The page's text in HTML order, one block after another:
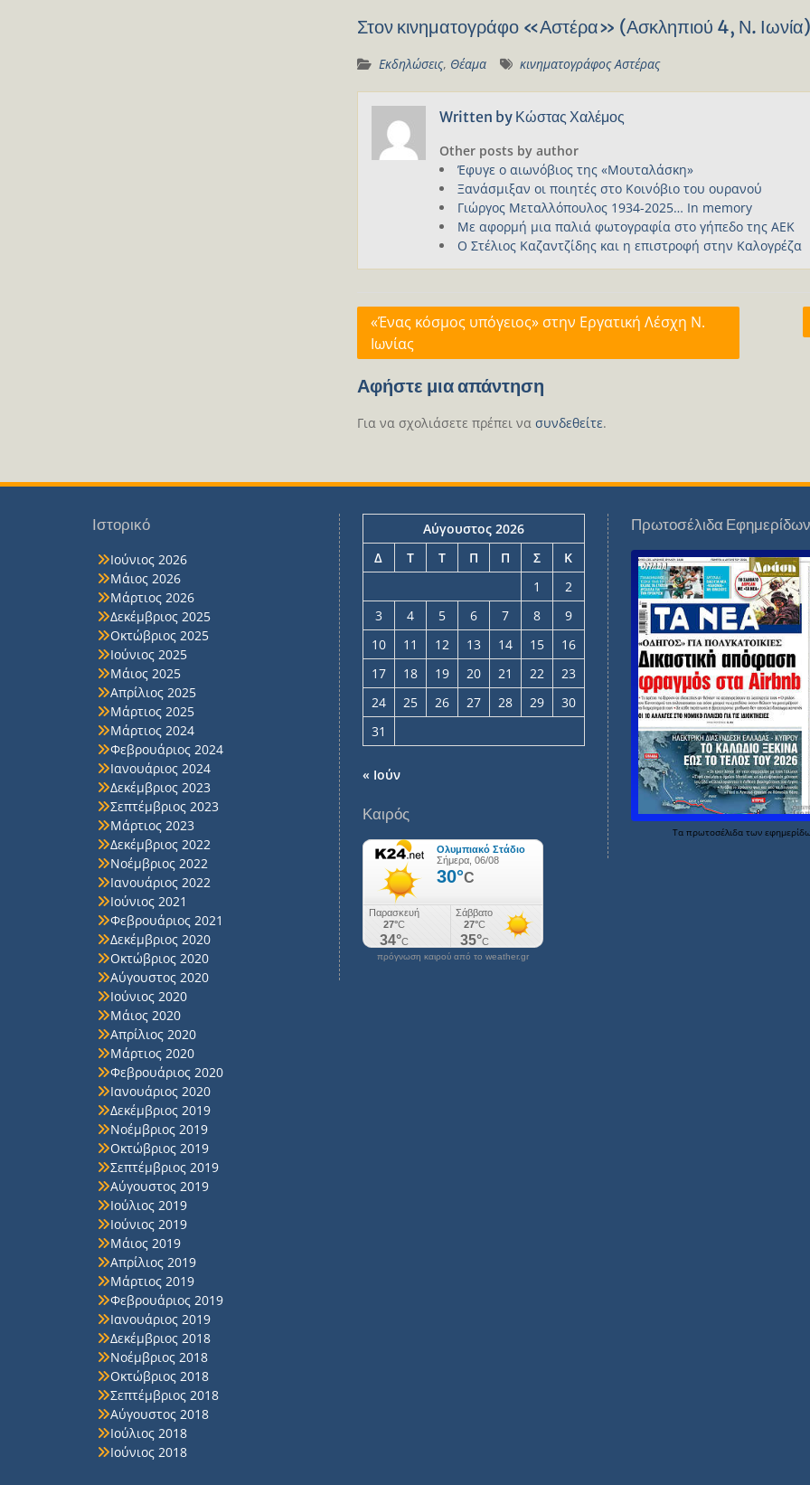
Στον κινηματογράφο «Αστέρα» (Ασκληπιού 4, Ν. Ιωνία)
Εκδηλώσεις, Θέαμα κινηματογράφος Αστέρας
Written by Κώστας Χαλέμος
Other posts by author
Έφυγε ο αιωνόβιος της «Μουταλάσκη»
Ξανάσμιξαν οι ποιητές στο Κοινόβιο του ουρανού
Γιώργος Μεταλλόπουλος 1934-2025… In memory
Με αφορμή μια παλιά φωτογραφία στο γήπεδο της ΑΕΚ
Ο Στέλιος Καζαντζίδης και η επιστροφή στην Καλογρέζα
Πλοήγηση
άρθρων
«Ένας κόσμος υπόγειος» στην Εργατική Λέσχη Ν.
Ιωνίας
Αφήστε μια απάντηση
Για να σχολιάσετε πρέπει να συνδεθείτε.
Ιστορικό
Ιούνιος 2026
Μάιος 2026
Μάρτιος 2026
Δεκέμβριος 2025
Οκτώβριος 2025
Ιούνιος 2025
Μάιος 2025
Απρίλιος 2025
Μάρτιος 2025
Μάρτιος 2024
Φεβρουάριος 2024
Ιανουάριος 2024
Δεκέμβριος 2023
Σεπτέμβριος 2023
Μάρτιος 2023
Δεκέμβριος 2022
Νοέμβριος 2022
Ιανουάριος 2022
Ιούνιος 2021
Φεβρουάριος 2021
Δεκέμβριος 2020
Οκτώβριος 2020
Αύγουστος 2020
Ιούνιος 2020
Μάιος 2020
Απρίλιος 2020
Μάρτιος 2020
Φεβρουάριος 2020
Ιανουάριος 2020
Δεκέμβριος 2019
Νοέμβριος 2019
Οκτώβριος 2019
Σεπτέμβριος 2019
Αύγουστος 2019
Ιούλιος 2019
Ιούνιος 2019
Μάιος 2019
Απρίλιος 2019
Μάρτιος 2019
Φεβρουάριος 2019
Ιανουάριος 2019
Δεκέμβριος 2018
Νοέμβριος 2018
Οκτώβριος 2018
Σεπτέμβριος 2018
Αύγουστος 2018
Ιούλιος 2018
Ιούνιος 2018
Αύγουστος 2026
Δ
Τ Τ Π Π Σ
Κ
1
2
3
4 5 6 7 8
9
10
11 12 13 14 15
16
17
18 19 20 21 22
23
24
25 26 27 28 29
30
31
« Ιούν
Καιρός
πρόγνωση καιρού από το weather.gr
Πρωτοσέλιδα Εφημερίδων
Τα πρωτοσέλιδα των